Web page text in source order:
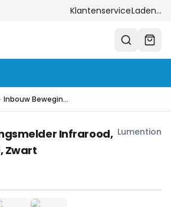
KlantenserviceLaden...
Inbouw Bewegingsmelder Infrarood, Max 400W, IP20, Zwart
Infrarood,
Zwart
Lumention